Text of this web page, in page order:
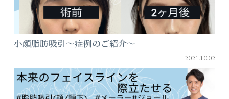
小顔脂肪吸引～症例のご紹介～
2021.10.02